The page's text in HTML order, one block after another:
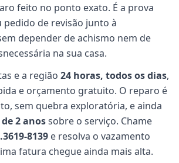
feito no ponto exato. É a prova
pedido de revisão junto à
depender de achismo nem de
na sua casa.
e a região 24 horas, todos os dias,
e orçamento gratuito. O reparo é
sem quebra exploratória, e ainda
2 anossobre o serviço. Chame
8139 e resolva o vazamento
fatura chegue ainda mais alta.